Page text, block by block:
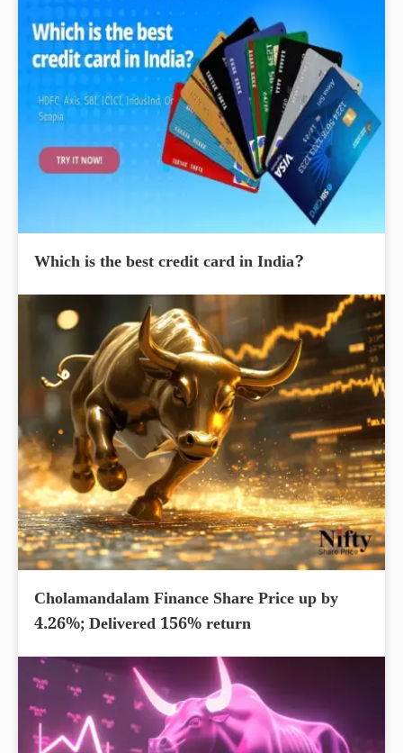
Which is the best credit card in India?
Cholamandalam Finance Share Price up by
4.26%; Delivered 156% return